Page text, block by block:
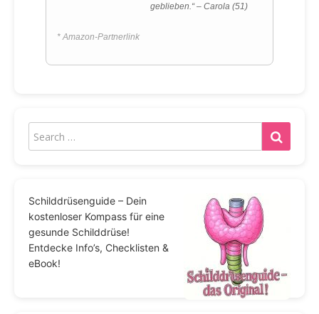
geblieben.“ – Carola (51)
* Amazon-Partnerlink
Schilddrüsenguide – Dein
kostenloser Kompass für eine
gesunde Schilddrüse!
Entdecke Info’s, Checklisten &
eBook!